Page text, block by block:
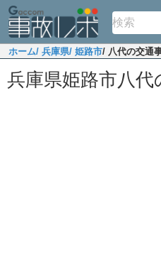
ホーム/ 兵庫県/ 姫路市/ 八代の交通
兵庫県姫路市八代